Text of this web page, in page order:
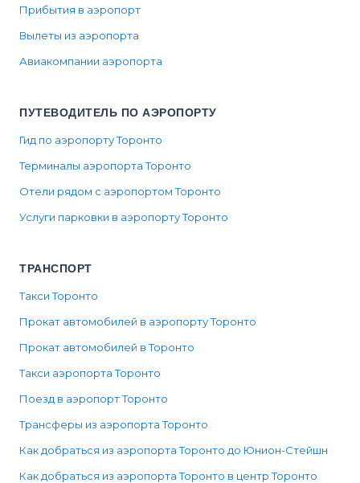
Прибытия в аэропорт
Вылеты из аэропорта
Авиакомпании аэропорта
ПУТЕВОДИТЕЛЬ ПО АЭРОПОРТУ
Гид по аэропорту Торонто
Терминалы аэропорта Торонто
Отели рядом с аэропортом Торонто
Услуги парковки в аэропорту Торонто
ТРАНСПОРТ
Такси Торонто
Прокат автомобилей в аэропорту Торонто
Прокат автомобилей в Торонто
Такси аэропорта Торонто
Поезд в аэропорт Торонто
Трансферы из аэропорта Торонто
Как добраться из аэропорта Торонто до Юнион-Стейшн
Как добраться из аэропорта Торонто в центр Торонто